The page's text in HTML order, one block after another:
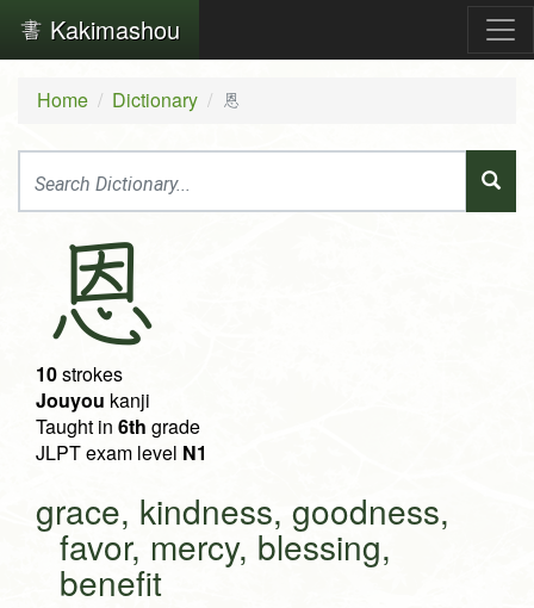
Kakimashou
Home Dictionary 恩
恩
10strokes
Jouyou kanji
Taught in 6th grade
JLPT exam level N1
grace, kindness, goodness,
favor, mercy, blessing,
benefit